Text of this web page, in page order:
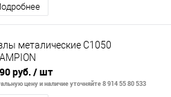
металические C1050
руб. / шт
цену и наличие уточняйте 8 914 55 80 533